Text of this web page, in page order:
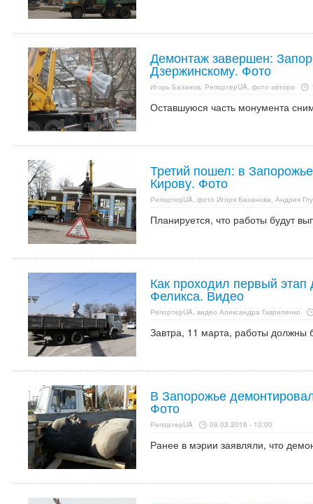
Демонтаж завершен:
Дзержинскому. Фото
Игорь Базанов, РепортерUA, фото автора
Оставшуюся часть монумента
Третий пошел: в
Кирову. Фото
РепортерUA, фото Игоря Базанова, Андрея
Планируется, что работы будут
Как проходил первый
Феликса. Видео
РепортерUA, видео Александра Гавриленко
Завтра, 11 марта, работы должны
В Запорожье
Фото
РепортерUA 09.03.2016 - 10:00
Ранее в мэрии заявляли, что